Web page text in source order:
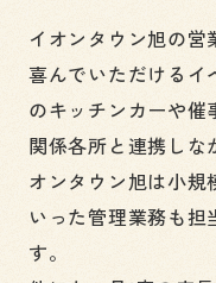
イオンタウン旭の営
喜んでいただけるイ
のキッチンカーや催
関係各所と連携しな
オンタウン旭は小規
いった管理業務も担
す。